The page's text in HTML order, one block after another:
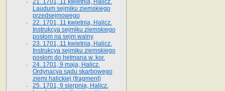
21. 1701, 11 kwietnia, Halicz.
Laudum sejmiku ziemskiego
przedsejmowego
22. 1701, 11 kwietnia, Halicz.
Instrukcya sejmiku ziemskiego
posłom na sejm walny
23. 1701, 11 kwietnia, Halicz.
Instrukcya sejmiku ziemskiego
posłom do hetmana w. kor.
24. 1701, 9 maja, Halicz.
Ordynacya sądu skarbowego
ziemi halickiej (fragment)
25. 1701, 9 sierpnia, Halicz.